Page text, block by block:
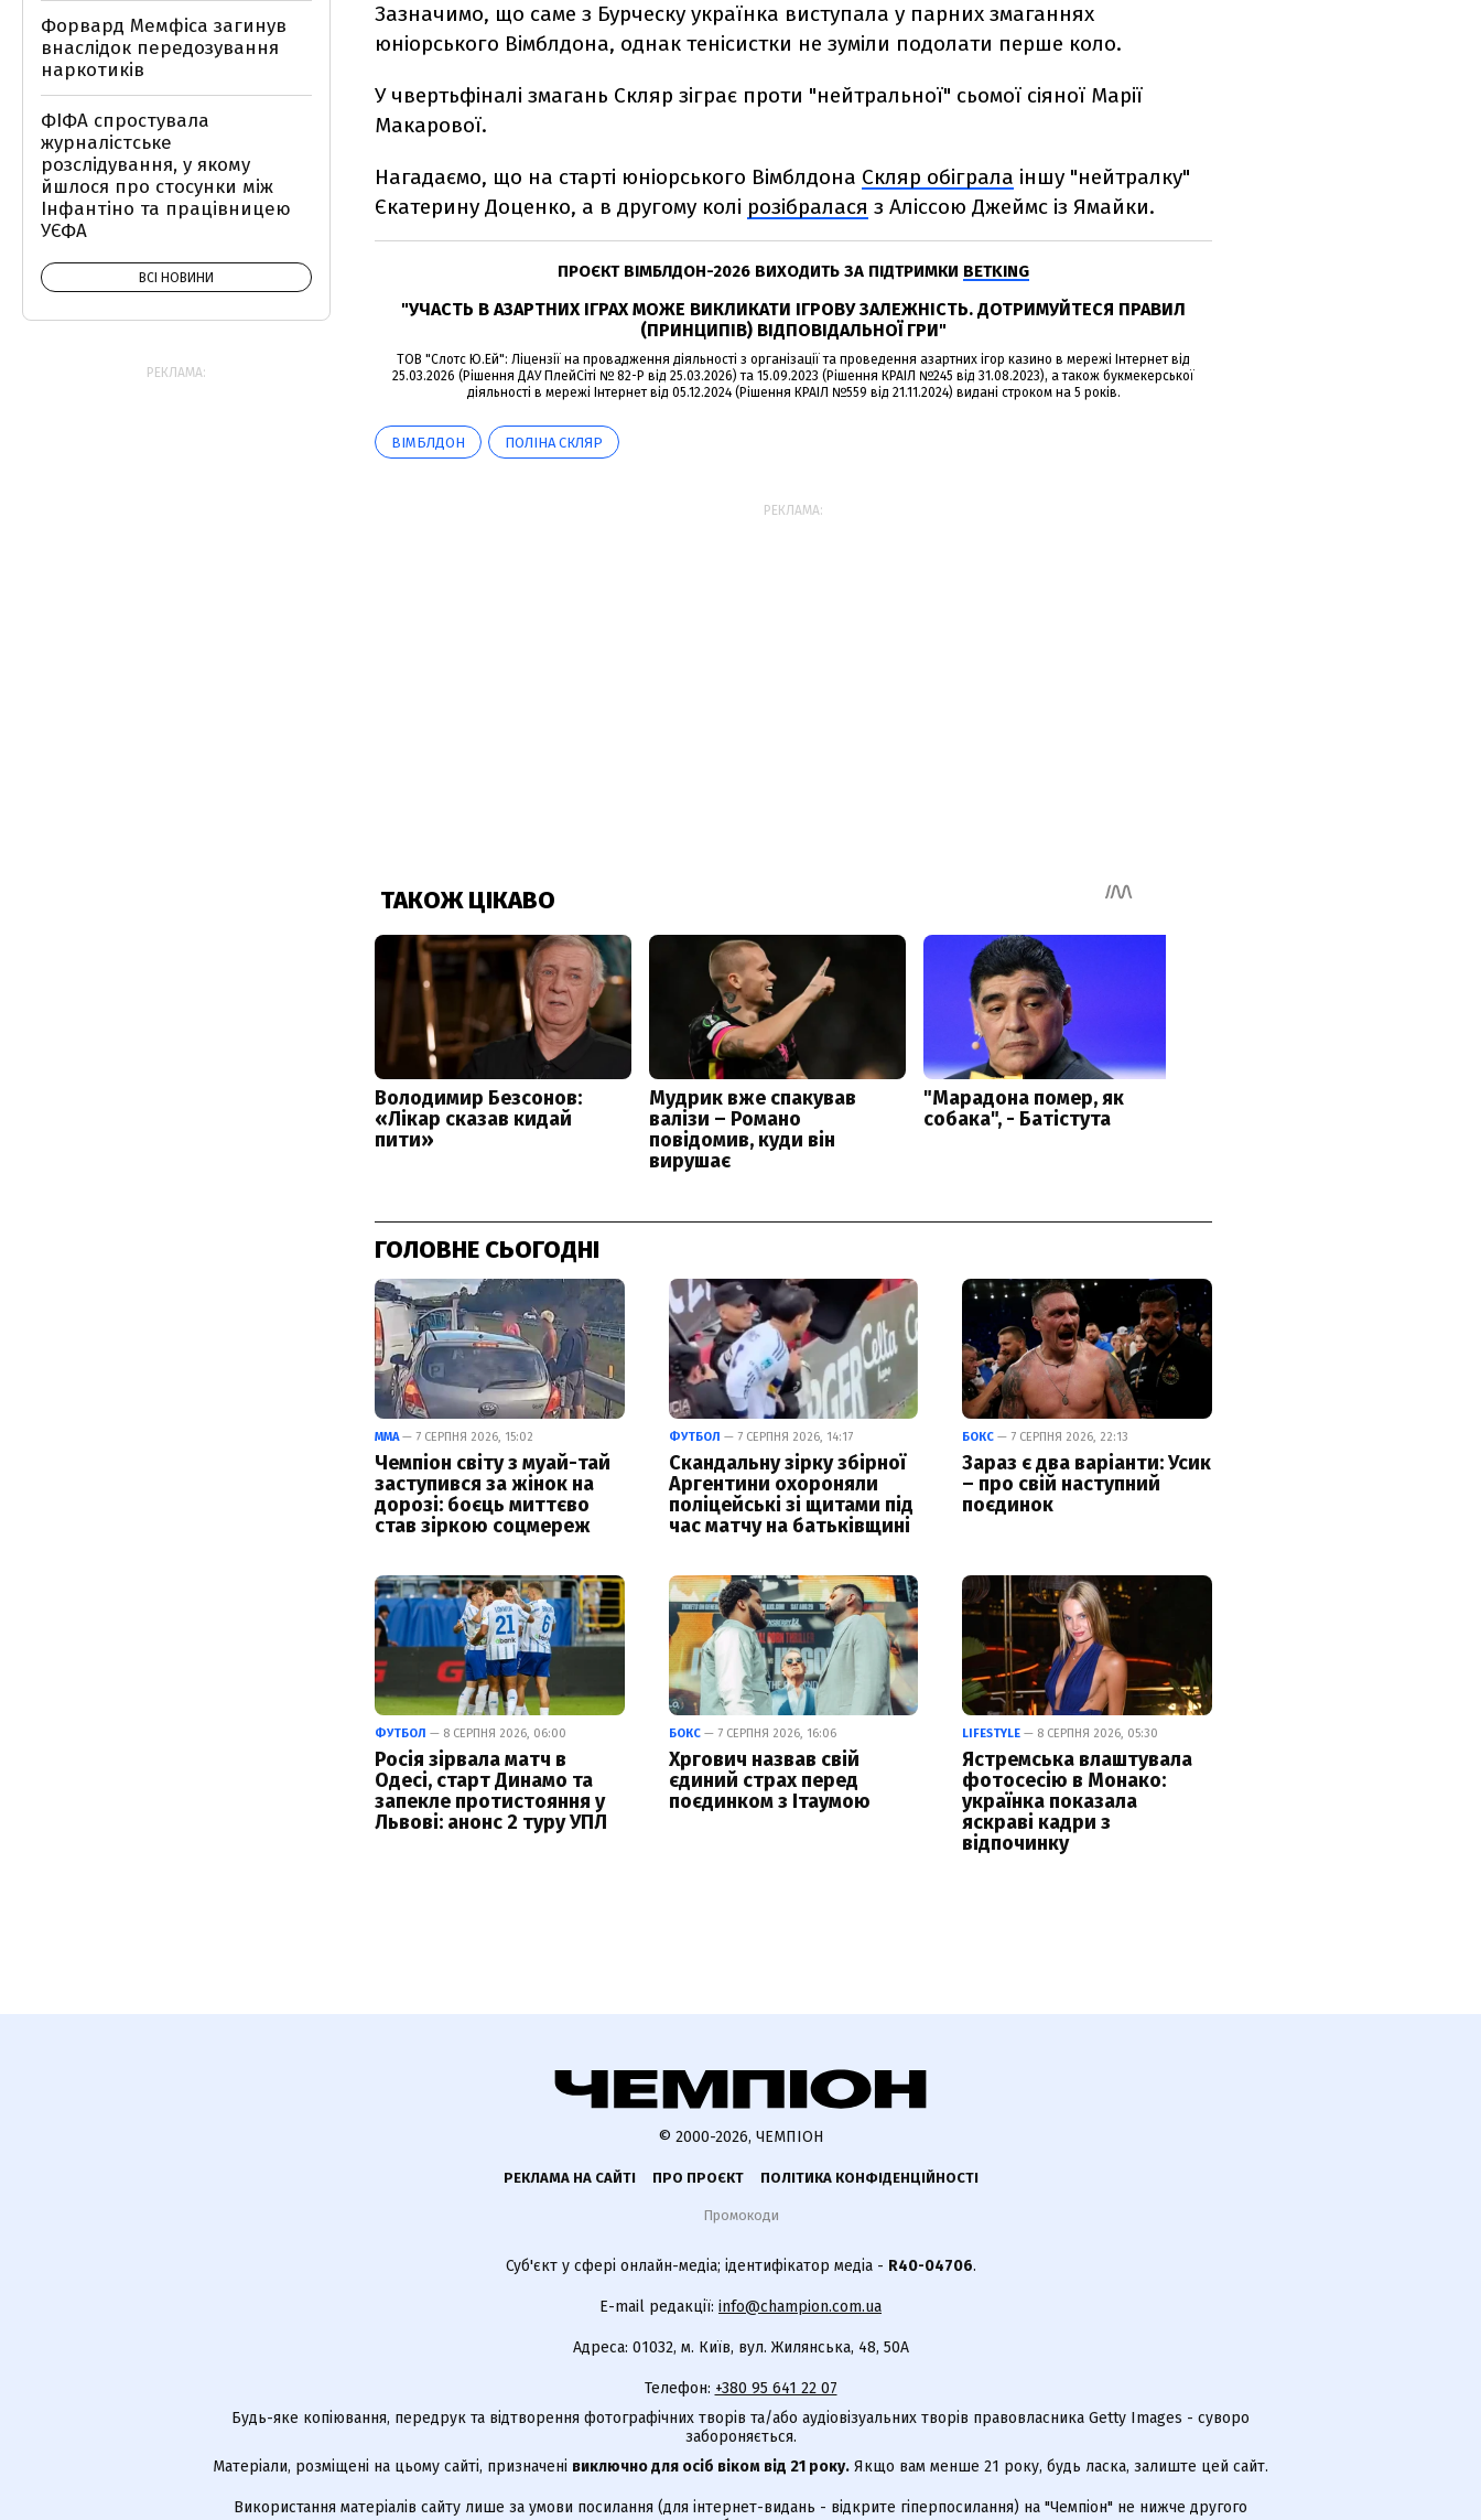
Зазначимо, що саме з Бурческу українка виступала у парних змаганнях
юніорського Вімблдона, однак тенісистки не зуміли подолати перше коло.
У чвертьфіналі змагань Скляр зіграє проти "нейтральної" сьомої сіяної Марії
Макарової.
Нагадаємо, що на старті юніорського Вімблдона Скляр обіграла іншу "нейтралку"
Єкатерину Доценко, а в другому колі розібралася з Аліссою Джеймс із Ямайки.
ПРОЄКТ ВІМБЛДОН-2026 ВИХОДИТЬ ЗА ПІДТРИМКИ BETKING
"УЧАСТЬ В АЗАРТНИХ ІГРАХ МОЖЕ ВИКЛИКАТИ ІГРОВУ ЗАЛЕЖНІСТЬ. ДОТРИМУЙТЕСЯ ПРАВИЛ
(ПРИНЦИПІВ) ВІДПОВІДАЛЬНОЇ ГРИ"
ТОВ "Слотс Ю.Ей": Ліцензії на провадження діяльності з організації та проведення азартних ігор казино в мережі Інтернет від
25.03.2026 (Рішення ДАУ ПлейСіті № 82-Р від 25.03.2026) та 15.09.2023 (Рішення КРАІЛ №245 від 31.08.2023), а також букмекерської
діяльності в мережі Інтернет від 05.12.2024 (Рішення КРАІЛ №559 від 21.11.2024) видані строком на 5 років.
ВІМБЛДОН ПОЛІНА СКЛЯР
РЕКЛАМА:
ГОЛОВНЕ СЬОГОДНІ
ММА— 7 СЕРПНЯ 2026, 15:02
Чемпіон світу з муай-тай
заступився за жінок на
дорозі: боєць миттєво
став зіркою соцмереж
ФУТБОЛ — 7 СЕРПНЯ 2026, 14:17
Скандальну зірку збірної
Аргентини охороняли
поліцейські зі щитами під
час матчу на батьківщині
БОКС — 7 СЕРПНЯ 2026, 22:13
Зараз є два варіанти: Усик
– про свій наступний
поєдинок
ФУТБОЛ — 8 СЕРПНЯ 2026, 06:00
Росія зірвала матч в
Одесі, старт Динамо та
запекле протистояння у
Львові: анонс 2 туру УПЛ
БОКС— 7 СЕРПНЯ 2026, 16:06
Хргович назвав свій
єдиний страх перед
поєдинком з Ітаумою
LIFESTYLE — 8 СЕРПНЯ 2026, 05:30
Ястремська влаштувала
фотосесію в Монако:
українка показала
яскраві кадри з
відпочинку
Форвард Мемфіса загинув
внаслідок передозування
наркотиків
ФІФА спростувала
журналістське
розслідування, у якому
йшлося про стосунки між
Інфантіно та працівницею
УЄФА
ВСІ НОВИНИ
РЕКЛАМА:
© 2000-2026, ЧЕМПІОН
РЕКЛАМА НА САЙТІ ПРО ПРОЄКТ ПОЛІТИКА КОНФІДЕНЦІЙНОСТІ
Промокоди
Суб'єкт у сфері онлайн-медіа; ідентифікатор медіа - R40-04706.
E-mail редакції: info@champion.com.ua
Адреса: 01032, м. Київ, вул. Жилянська, 48, 50А
Телефон: +380 95 641 22 07
Будь-яке копіювання, передрук та відтворення фотографічних творів та/або аудіовізуальних творів правовласника Getty Images - суворо
забороняється.
Матеріали, розміщені на цьому сайті, призначені виключно для осіб віком від 21 року. Якщо вам менше 21 року, будь ласка, залиште цей сайт.
Використання матеріалів сайту лише за умови посилання (для інтернет-видань - відкрите гіперпосилання) на "Чемпіон" не нижче другого